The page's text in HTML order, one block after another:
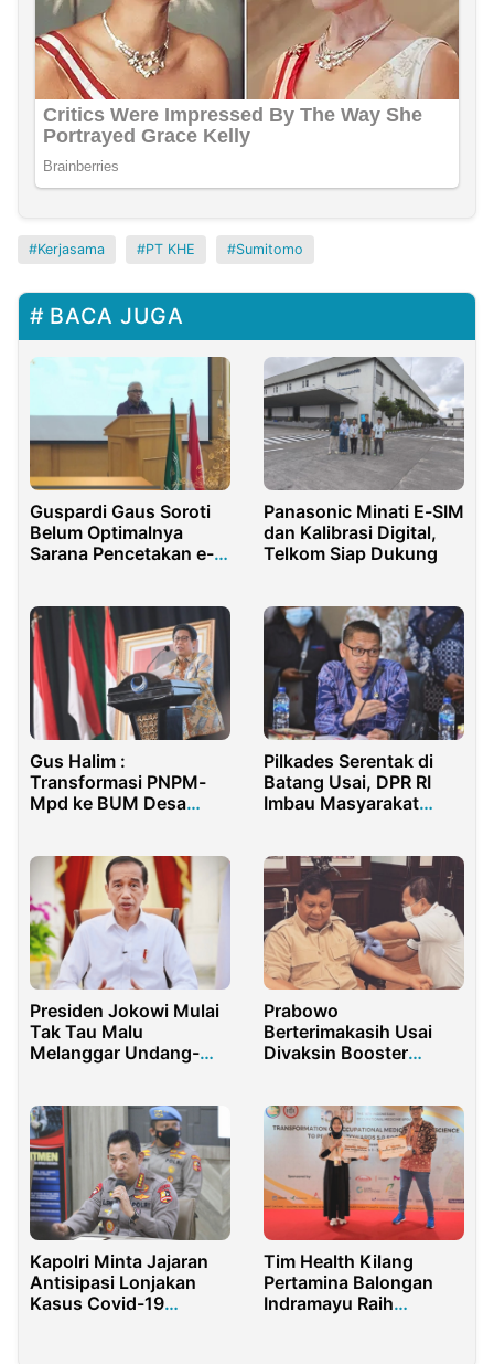
Kerjasama PT KHE Sumitomo
BACA JUGA
Guspardi Gaus Soroti
Belum Optimalnya
Sarana Pencetakan e-
Panasonic Minati E-SIM
dan Kalibrasi Digital,
Telkom Siap Dukung
Gus Halim :
Transformasi PNPM-
Mpd ke BUM Desa
Kejelasan Hukum
Pilkades Serentak di
Batang Usai, DPR RI
Imbau Masyarakat
Presiden Jokowi Mulai
Tak Tau Malu
Melanggar Undang-
Prabowo
Berterimakasih Usai
Divaksin Booster
Kapolri Minta Jajaran
Antisipasi Lonjakan
Kasus Covid-19
Tim Health Kilang
Pertamina Balongan
Indramayu Raih